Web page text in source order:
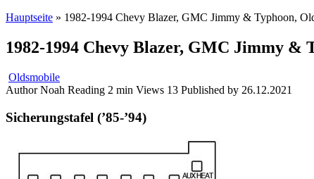
Hauptseite » 1982-1994 Chevy Blazer, GMC Jimmy & Typhoon,
1982-1994 Chevy Blazer, GMC Jimmy &
Oldsmobile
Author Noah Reading 2 min Views 13 Published by 26.12.2021
Sicherungstafel (’85-’94)